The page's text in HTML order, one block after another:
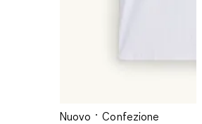
Nuovo
Confezione